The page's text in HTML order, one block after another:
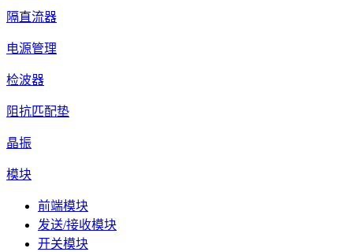
隔直流器
电源管理
检波器
阻抗匹配垫
晶振
模块
前端模块
发送/接收模块
开关模块